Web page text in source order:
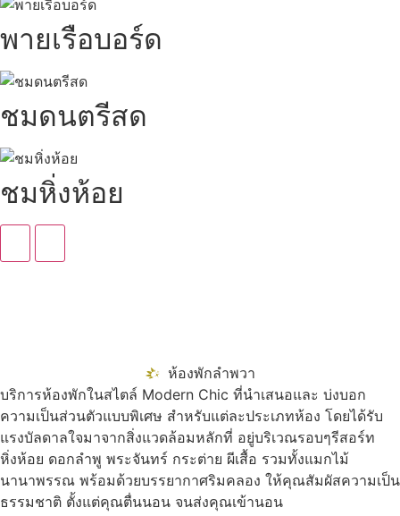
พายเรือบอร์ด
ชมดนตรีสด
ชมหิ่งห้อย
ห้องพักลำพวา
บริการห้องพักในสไตล์ Modern Chic ที่นำเสนอและ บ่งบอก
ความเป็นส่วนตัวแบบพิเศษ สำหรับแต่ละประเภทห้อง โดยได้รับ
แรงบัลดาลใจมาจากสิ่งแวดล้อมหลักที่ อยู่บริเวณรอบๆรีสอร์ท
หิ่งห้อย ดอกลำพู พระจันทร์ กระต่าย ผีเสื้อ รวมทั้งแมกไม้
นานาพรรณ พร้อมด้วยบรรยากาศริมคลอง ให้คุณสัมผัสความเป็น
ธรรมชาติ ตั้งแต่คุณตื่นนอน จนส่งคุณเข้านอน